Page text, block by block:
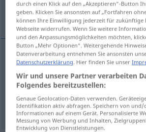
caprichos, carácter caprichoso
caprichosmpl Launenhaftigkeit
caráctermcaprichoso(bzw
Launenhaftigkeit
durch einen Klick auf den „Akzeptieren“-Button
geben. Klicken Sie ansonsten auf „Fortfahren
können Ihre Einwilligung jederzeit für zukünftige
Webseite widerrufen. Wenn Sie weitere
und den Anpassungsmöglichkeiten möchten,
Button „Mehr Optionen“. Weitergehende
Datenverarbeitung entnehmen Sie ansonsten
Datenschutzerklärung. Hier finden Sie unser
Wir und unsere Partner verarbeiten
Folgendes bereitzustellen:
Genaue Geolocation-Daten verwenden.
Identifikation aktiv abfragen. Speichern von
Informationen auf einem Gerät. Personalisierte
Messung von Werbung und Inhalten,
Entwicklung von Dienstleistungen.